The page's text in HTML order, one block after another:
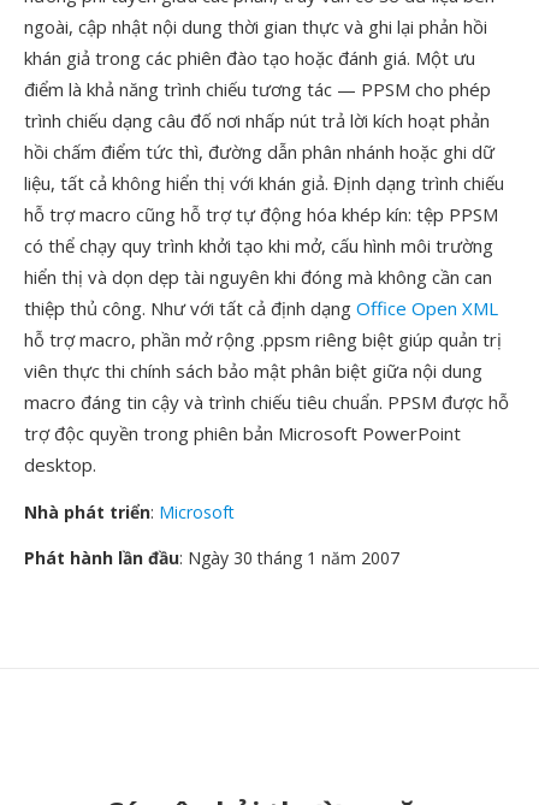
ngoài, cập nhật nội dung thời gian thực và ghi lại phản hồi
khán giả trong các phiên đào tạo hoặc đánh giá. Một ưu
điểm là khả năng trình chiếu tương tác — PPSM cho phép
trình chiếu dạng câu đố nơi nhấp nút trả lời kích hoạt phản
hồi chấm điểm tức thì, đường dẫn phân nhánh hoặc ghi dữ
liệu, tất cả không hiển thị với khán giả. Định dạng trình chiếu
hỗ trợ macro cũng hỗ trợ tự động hóa khép kín: tệp PPSM
có thể chạy quy trình khởi tạo khi mở, cấu hình môi trường
hiển thị và dọn dẹp tài nguyên khi đóng mà không cần can
thiệp thủ công. Như với tất cả định dạng Office Open XML
hỗ trợ macro, phần mở rộng .ppsm riêng biệt giúp quản trị
viên thực thi chính sách bảo mật phân biệt giữa nội dung
macro đáng tin cậy và trình chiếu tiêu chuẩn. PPSM được hỗ
trợ độc quyền trong phiên bản Microsoft PowerPoint
desktop.
Nhà phát triển: Microsoft
Phát hành lần đầu: Ngày 30 tháng 1 năm 2007